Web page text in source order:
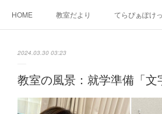
HOME 教室だより てらぴぁぽけ
2024.03.30 03:23
教室の風景：就学準備「文